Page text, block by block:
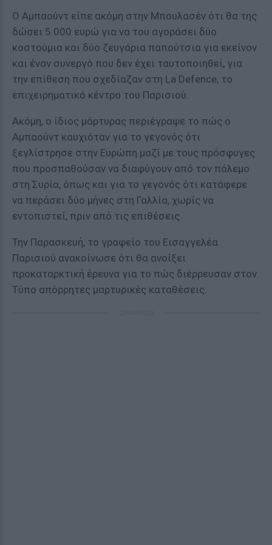
Ο Αμπαούντ είπε ακόμη στην Μπουλασέν ότι θα της
δώσει 5.000 ευρώ για να του αγοράσει δύο
κοστούμια και δύο ζευγάρια παπούτσια για εκείνον
και έναν συνεργό που δεν έχει ταυτοποιηθεί, για
την επίθεση που σχεδίαζαν στη La Defence, το
επιχειρηματικό κέντρο του Παρισιού.
Ακόμη, ο ίδιος μάρτυρας περιέγραψε το πώς ο
Αμπαούντ καυχιόταν για το γεγονός ότι
ξεγλίστρησε στην Ευρώπη μαζί με τους πρόσφυγες
που προσπαθούσαν να διαφύγουν από τον πόλεμο
στη Συρία, όπως και για το γεγονός ότι κατάφερε
να περάσει δύο μήνες στη Γαλλία, χωρίς να
εντοπιστεί, πριν από τις επιθέσεις.
Την Παρασκευή, το γραφείο του Εισαγγελέα
Παρισιού ανακοίνωσε ότι θα ανοίξει
προκαταρκτική έρευνα για το πώς διέρρευσαν στον
Τύπο απόρρητες μαρτυρικές καταθέσεις.